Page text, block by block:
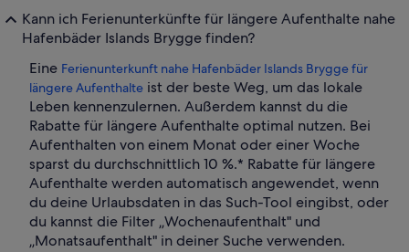
Kann ich Ferienunterkünfte für längere Aufenthalte nahe
Hafenbäder Islands Brygge finden?
Eine Ferienunterkunft nahe Hafenbäder Islands Brygge für
längere Aufenthalte ist der beste Weg, um das lokale
Leben kennenzulernen. Außerdem kannst du die
Rabatte für längere Aufenthalte optimal nutzen. Bei
Aufenthalten von einem Monat oder einer Woche
sparst du durchschnittlich 10 %.* Rabatte für längere
Aufenthalte werden automatisch angewendet, wenn
du deine Urlaubsdaten in das Such-Tool eingibst, oder
du kannst die Filter „Wochenaufenthalt" und
„Monatsaufenthalt" in deiner Suche verwenden.